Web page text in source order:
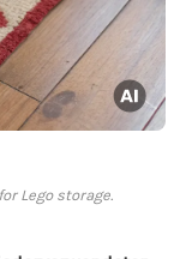
Lego storage.